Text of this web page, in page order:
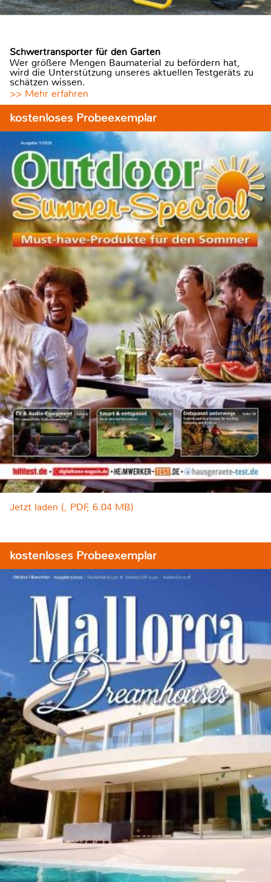
Schwertransporter für den Garten
Wer größere Mengen Baumaterial zu befördern hat,
wird die Unterstützung unseres aktuellen Testgeräts zu
schätzen wissen.
>> Mehr erfahren
kostenloses Probeexemplar
Jetzt laden (, PDF, 6.04 MB)
kostenloses Probeexemplar